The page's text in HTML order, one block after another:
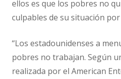
ellos es que los pobres no
culpables de su situación por
“Los estadounidenses a
pobres no trabajan. Según
realizada por el American